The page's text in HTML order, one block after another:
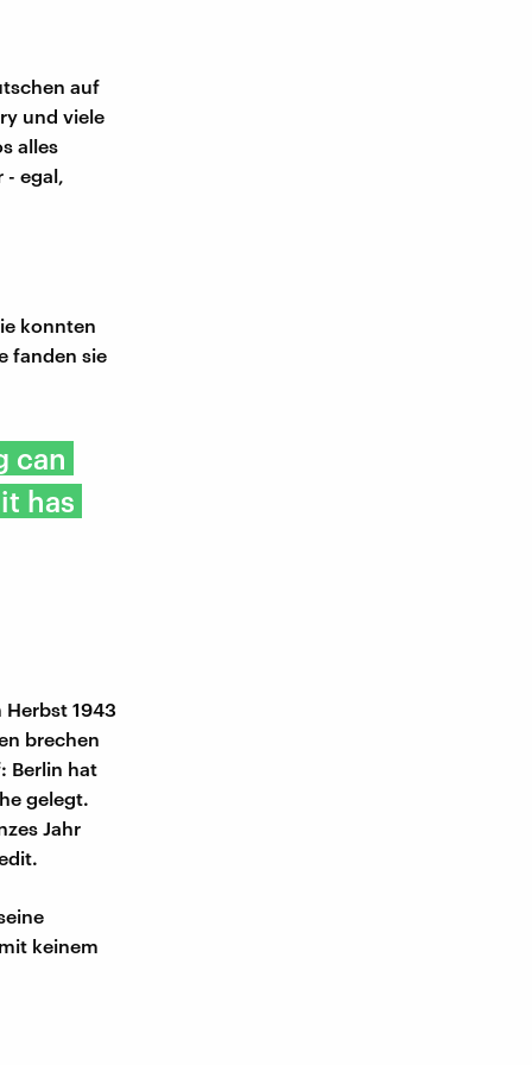
auf
und viele
alles
egal,
konnten
fanden sie
can
has
1943
brechen
Berlin hat
gelegt.
Jahr
keinem